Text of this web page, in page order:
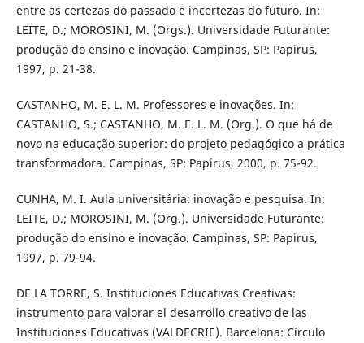
entre as certezas do passado e incertezas do futuro. In:
LEITE, D.; MOROSINI, M. (Orgs.). Universidade Futurante:
produção do ensino e inovação. Campinas, SP: Papirus,
1997, p. 21-38.
CASTANHO, M. E. L. M. Professores e inovações. In:
CASTANHO, S.; CASTANHO, M. E. L. M. (Org.). O que há de
novo na educação superior: do projeto pedagógico a prática
transformadora. Campinas, SP: Papirus, 2000, p. 75-92.
CUNHA, M. I. Aula universitária: inovação e pesquisa. In:
LEITE, D.; MOROSINI, M. (Org.). Universidade Futurante:
produção do ensino e inovação. Campinas, SP: Papirus,
1997, p. 79-94.
DE LA TORRE, S. Instituciones Educativas Creativas:
instrumento para valorar el desarrollo creativo de las
Instituciones Educativas (VALDECRIE). Barcelona: Círculo